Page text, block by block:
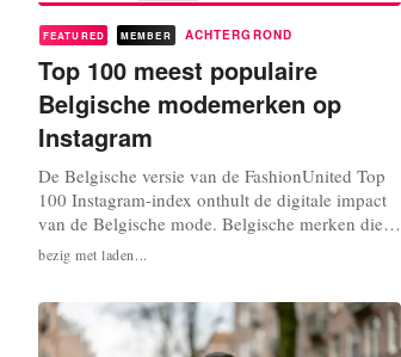
FEATURED MEMBER ACHTERGROND
Top 100 meest populaire
Belgische modemerken op
Instagram
De Belgische versie van de FashionUnited Top
100 Instagram-index onthult de digitale impact
van de Belgische mode. Belgische merken die
bij multibrand retailers schitteren, domineren
ook online. De index laat zien dat Belgische
sociale media ver boven hun gewicht boksen en
een miljoenenpubliek...
bezig met laden...